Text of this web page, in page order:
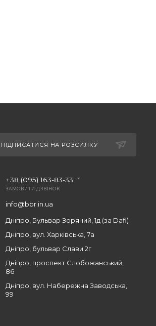
ПІДПИСАТИСЯ НА РОЗСИЛКУ
+38 (095) 163-83-33
ЗАМОВИТИ ДЗВІНОК
info@bbr.in.ua
Дніпро, Бульвар Зоряний, 1д (за Dafi)
Дніпро, вул. Харківська, 7а
Дніпро, бульвар Слави 2г
Дніпро, проспект Слобожанський,
86
Дніпро, вул. Набережна Заводська,
99